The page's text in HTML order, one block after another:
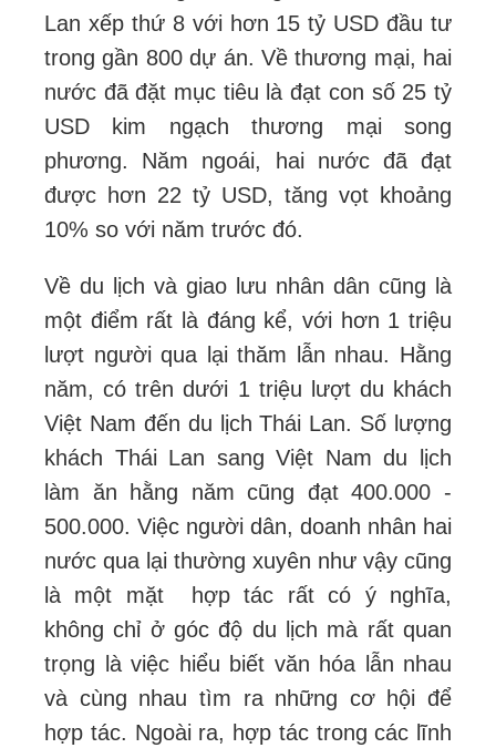
Lan xếp thứ 8 với hơn 15 tỷ USD đầu tư
trong gần 800 dự án. Về thương mại, hai
nước đã đặt mục tiêu là đạt con số 25 tỷ
USD kim ngạch thương mại song
phương. Năm ngoái, hai nước đã đạt
được hơn 22 tỷ USD, tăng vọt khoảng
10% so với năm trước đó.
Về du lịch và giao lưu nhân dân cũng là
một điểm rất là đáng kể, với hơn 1 triệu
lượt người qua lại thăm lẫn nhau. Hằng
năm, có trên dưới 1 triệu lượt du khách
Việt Nam đến du lịch Thái Lan. Số lượng
khách Thái Lan sang Việt Nam du lịch
làm ăn hằng năm cũng đạt 400.000 -
500.000. Việc người dân, doanh nhân hai
nước qua lại thường xuyên như vậy cũng
là một mặt hợp tác rất có ý nghĩa,
không chỉ ở góc độ du lịch mà rất quan
trọng là việc hiểu biết văn hóa lẫn nhau
và cùng nhau tìm ra những cơ hội để
hợp tác. Ngoài ra, hợp tác trong các lĩnh